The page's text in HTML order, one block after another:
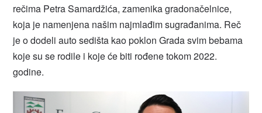
rečima Petra Samardžića, zamenika gradonačelnice,
koja je namenjena našim najmlađim sugrađanima. Reč
je o dodeli auto sedišta kao poklon Grada svim bebama
koje su se rodile i koje će biti rođene tokom 2022.
godine.